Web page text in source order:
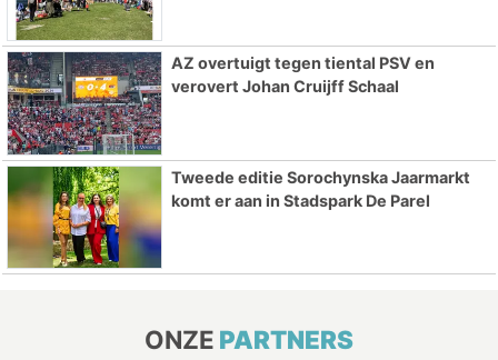
AZ overtuigt tegen tiental PSV en
verovert Johan Cruijff Schaal
Tweede editie Sorochynska Jaarmarkt
komt er aan in Stadspark De Parel
ONZE PARTNERS